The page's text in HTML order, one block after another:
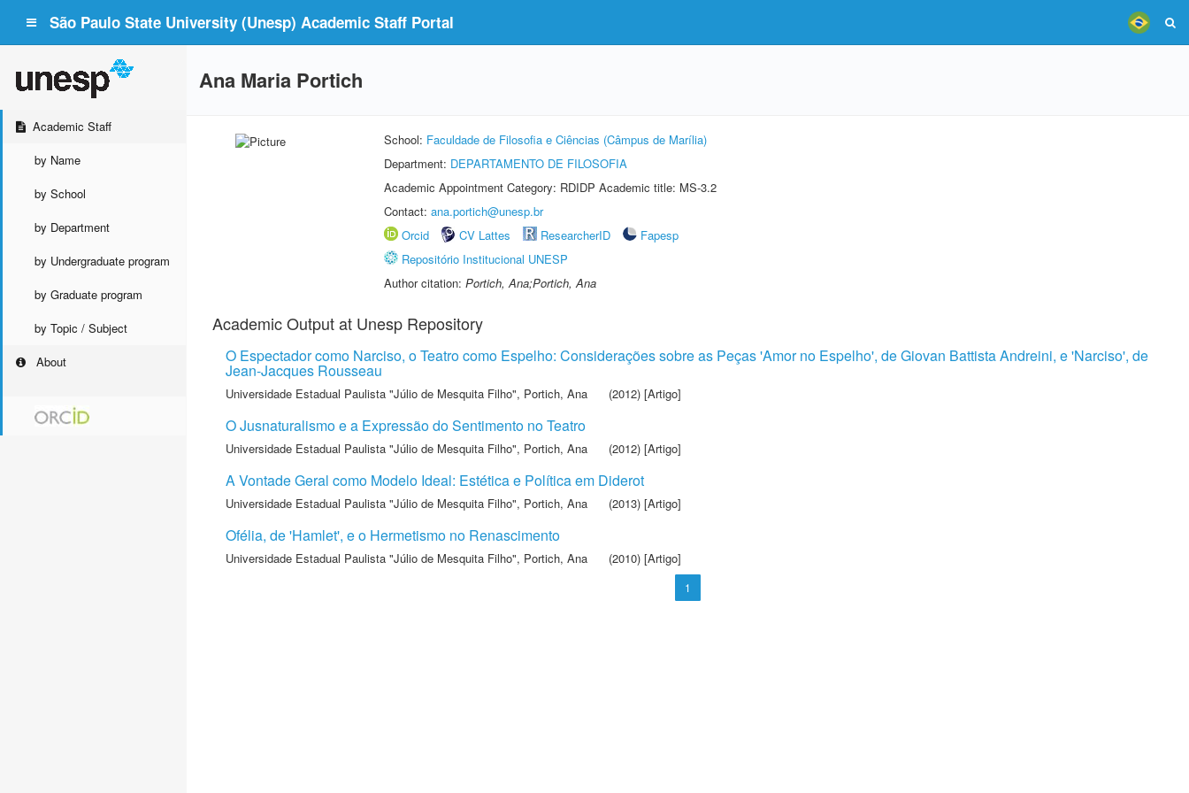
São Paulo State University (Unesp) Academic Staff Portal
Academic Staff
by Name
by School
by Department
by Undergraduate program
by Graduate program
by Topic / Subject
About
Ana Maria Portich
School: Faculdade de Filosofia e Ciências (Câmpus de Marília)
Department: DEPARTAMENTO DE FILOSOFIA
Academic Appointment Category: RDIDP Academic title: MS-3.2
Contact: ana.portich@unesp.br
Orcid
CV Lattes ResearcherID
Fapesp
Repositório Institucional UNESP
Author citation: Portich, Ana;Portich, Ana
Academic Output at Unesp Repository
O Espectador como Narciso, o Teatro como Espelho: Considerações sobre as Peças 'Amor no Espelho', de Giovan Battista Andreini, e 'Narciso', de
Jean-Jacques Rousseau
Universidade Estadual Paulista "Júlio de Mesquita Filho", Portich, Ana (2012) [Artigo]
O Jusnaturalismo e a Expressão do Sentimento no Teatro
Universidade Estadual Paulista "Júlio de Mesquita Filho", Portich, Ana (2012) [Artigo]
A Vontade Geral como Modelo Ideal: Estética e Política em Diderot
Universidade Estadual Paulista "Júlio de Mesquita Filho", Portich, Ana (2013) [Artigo]
Ofélia, de 'Hamlet', e o Hermetismo no Renascimento
Universidade Estadual Paulista "Júlio de Mesquita Filho", Portich, Ana (2010) [Artigo]
1